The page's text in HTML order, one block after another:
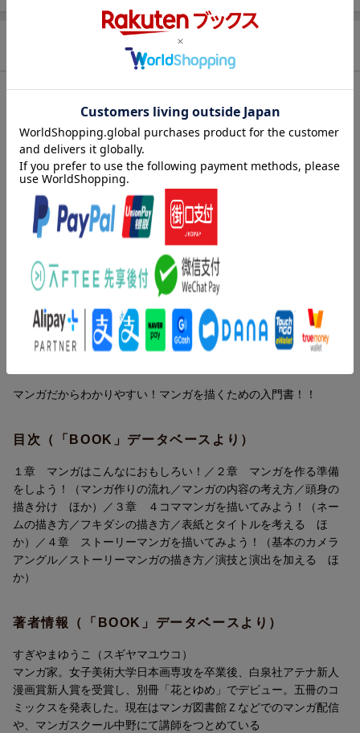
マンガだからわかりやすい！マンガを描くための入門書！
絵は描けても、どうやってマンガにすればいいのかわからない。
そんな悩みを解決できる！
小学生でもわかるマンガの描き方を、マンガを用いてわかりやす
く紹介していきます。
「マンガ作りの流れ」に始まり、キャラの設定から、ストーリー
さらに「実践的な」ネームの描き方や必要な道具の説明、コマ割
り、トーンの貼り方等、
さらにさらに「ゴール」として、完成した作品の発表の仕方等、
マンガ作りに欠かせない要素がつまっています。
はじめに
2章 マンガを作る準備をしよう！
3章 4コママンガを描いてみよう！
マンガだからわかりやすい！マンガを描くための入門書！！
目次（「BOOK」データベースより）
１章 マンガはこんなにおもしろい！／２章 マンガを作る準備
をしよう！（マンガ作りの流れ／マンガの内容の考え方／頭身の
描き分け ほか）／３章 ４コママンガを描いてみよう！（ネー
ムの描き方／フキダシの描き方／表紙とタイトルを考える ほ
か）／４章 ストーリーマンガを描いてみよう！（基本のカメラ
アングル／ストーリーマンガの描き方／演技と演出を加える ほ
か）
著者情報（「BOOK」データベースより）
すぎやまゆうこ（スギヤマユウコ）
マンガ家。女子美術大学日本画専攻を卒業後、白泉社アテナ新人
漫画賞新人賞を受賞し、別冊「花とゆめ」でデビュー。五冊のコ
ミックスを発表した。現在はマンガ図書館Ｚなどでのマンガ配信
や、マンガスクール中野にて講師をつとめている